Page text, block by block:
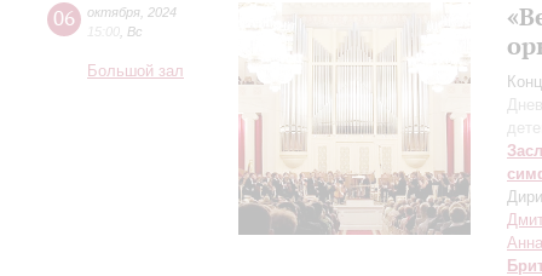
06 октября 2024
15:00 Вс
Большой зал